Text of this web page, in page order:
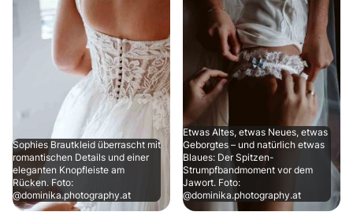
Sophies Brautkleid überrascht mit
romantischen Details und einer
eleganten Knopfleiste am
Rücken. Foto:
@dominika.photography.at
Etwas Altes, etwas Neues, etwas
Geborgtes – und natürlich etwas
Blaues: Der Spitzen-
Strumpfbandmoment vor dem
Jawort. Foto:
@dominika.photography.at